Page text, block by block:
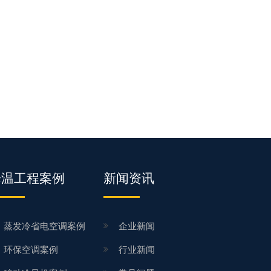
工程案例
蒸发冷省电空调案例
环保空调案例
新闻资讯
企业新闻
行业新闻